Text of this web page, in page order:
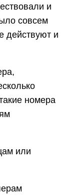
и
совсем
действуют и
номера
или